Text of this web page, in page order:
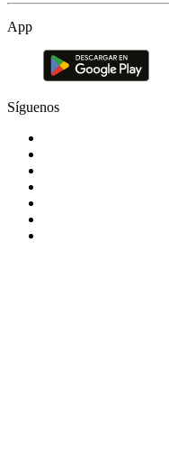
App
Síguenos